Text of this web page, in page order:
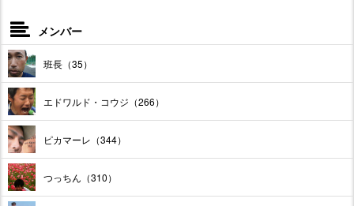
メンバー
班長（35）
エドワルド・コウジ（266）
ピカマーレ（344）
つっちん（310）